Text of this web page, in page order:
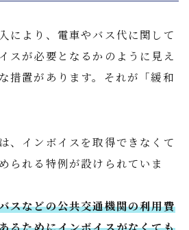
により、電車やバス代に関して
スが必要となるかのように見え
措置があります。それが「緩和
、インボイスを取得できなくて
られる特例が設けられていま
スなどの公共交通機関の利用費
るためにインボイスがなくても